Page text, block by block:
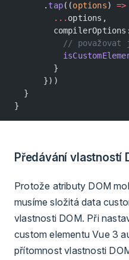
      .
tap((options) =>
        ...
options,
// považovat
        }
      }))
  }
}
Předávání vlastností
Protože atributy DOM
musíme složitá data
vlastnosti DOM. Při
custom elementu Vue 3
přítomnost vlastnosti